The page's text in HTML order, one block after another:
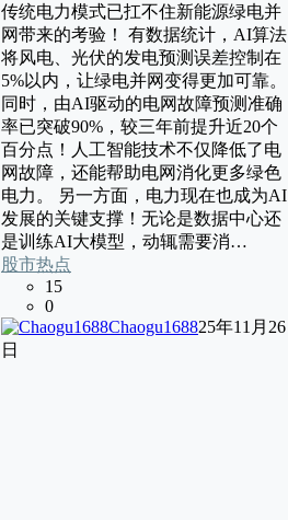
传统电力模式已扛不住新能源绿电并
网带来的考验！ 有数据统计，AI算法
将风电、光伏的发电预测误差控制在
5%以内，让绿电并网变得更加可靠。
同时，由AI驱动的电网故障预测准确
率已突破90%，较三年前提升近20个
百分点！人工智能技术不仅降低了电
网故障，还能帮助电网消化更多绿色
电力。 另一方面，电力现在也成为AI
发展的关键支撑！无论是数据中心还
是训练AI大模型，动辄需要消…
股市热点
15
0
Chaogu168825年11月26
日